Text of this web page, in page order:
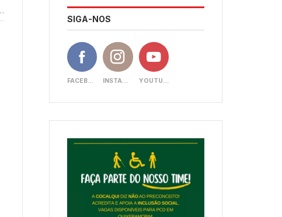
SIGA-NOS
FACEBOOK INSTAGRAM YOUTUBE